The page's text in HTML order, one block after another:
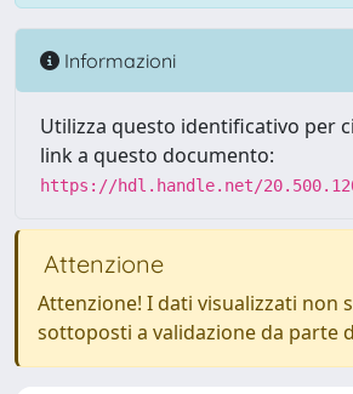
Informazioni
Utilizza questo identificativo per
link a questo documento:
https://hdl.handle.net/
Attenzione
Attenzione! I dati visualizzati non
sottoposti a validazione da parte